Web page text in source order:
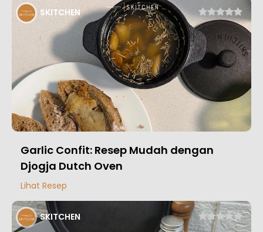
SKITCHEN
Garlic Confit: Resep Mudah dengan
Djogja Dutch Oven
Lihat Resep
SKITCHEN